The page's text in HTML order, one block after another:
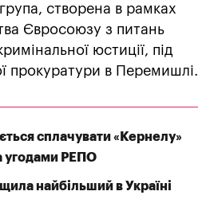
створена в рамках
Євросоюзу з питань
юстиції, під
прокуратури в Перемишлі.
сплачувати «Кернелу»
угодами РЕПО
найбільший в Україні